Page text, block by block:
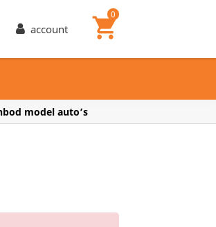
account shopping_cart
0
Verzendkosten € 7,25